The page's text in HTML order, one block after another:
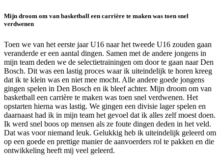
Mijn droom om van basketball een carrière te maken was toen snel
verdwenen
Toen we van het eerste jaar U16 naar het tweede U16 zouden gaan
veranderde er een aantal dingen. Samen met de andere jongens in
mijn team deden we de selectietrainingen om door te gaan naar Den
Bosch. Dit was een lastig proces waar ik uiteindelijk te horen kreeg
dat ik te klein was en niet mee mocht. Alle andere goede jongens
gingen spelen in Den Bosch en ik bleef achter. Mijn droom om van
basketball een carrière te maken was toen snel verdwenen. Het
opstarten hierna was lastig. We gingen een divisie lager spelen en
daarnaast had ik in mijn team het gevoel dat ik alles zelf moest doen.
Ik werd snel boos op mensen als ze foute dingen deden in het veld.
Dat was voor niemand leuk. Gelukkig heb ik uiteindelijk geleerd om
op een goede en prettige manier de aanvoerders rol te pakken en die
ontwikkeling heeft mij veel geleerd.